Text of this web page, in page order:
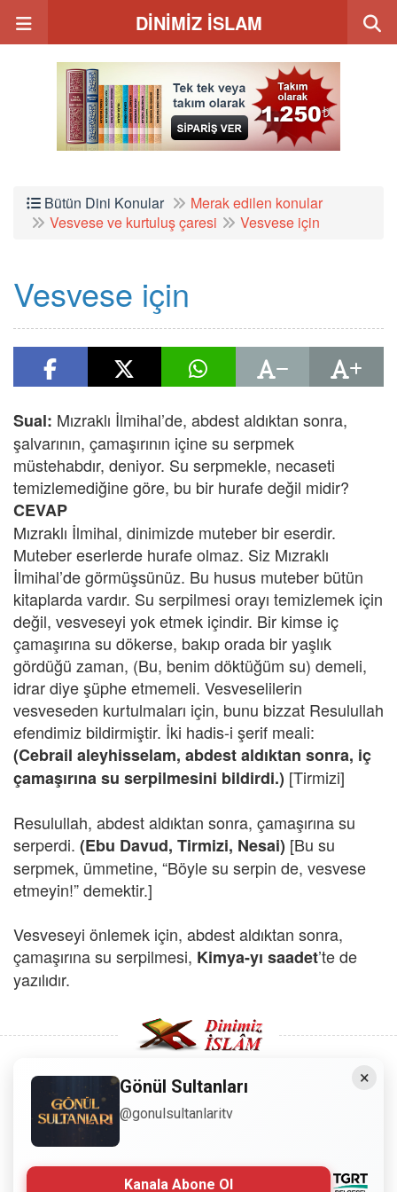
DİNİMİZ İSLAM
Bütün Dini Konular
Merak edilen konular
Vesvese ve kurtuluş çaresi
Vesvese için
Vesvese için
Sual: Mızraklı İlmihal’de, abdest aldıktan sonra,
şalvarının, çamaşırının içine su serpmek
müstehabdır, deniyor. Su serpmekle, necaseti
temizlemediğine göre, bu bir hurafe değil midir?
CEVAP
Mızraklı İlmihal, dinimizde muteber bir eserdir.
Muteber eserlerde hurafe olmaz. Siz Mızraklı
İlmihal’de görmüşsünüz. Bu husus muteber bütün
kitaplarda vardır. Su serpilmesi orayı temizlemek için
değil, vesveseyi yok etmek içindir. Bir kimse iç
çamaşırına su dökerse, bakıp orada bir yaşlık
gördüğü zaman, (Bu, benim döktüğüm su) demeli,
idrar diye şüphe etmemeli. Vesveselilerin
vesveseden kurtulmaları için, bunu bizzat Resulullah
efendimiz bildirmiştir. İki hadis-i şerif meali:
(Cebrail aleyhisselam, abdest aldıktan sonra, iç
çamaşırına su serpilmesini bildirdi.) [Tirmizi]
Resulullah, abdest aldıktan sonra, çamaşırına su
serperdi. (Ebu Davud, Tirmizi, Nesai) [Bu su
serpmek, ümmetine, “Böyle su serpin de, vesvese
etmeyin!” demektir.]
Vesveseyi önlemek için, abdest aldıktan sonra,
çamaşırına su serpilmesi, Kimya-yı saadet’te de
yazılıdır.
Copyright © 2008 - Dinimiz İslam. Her Hakkı Saklıdır.
Sitemizdeki bilgiler, bütün insanların istifadesi için
hazırlanmıştır. Orijinaline sadık kalmak şartıyla, izin
almaya gerek kalmadan, herkes istediği gibi alıp istifade
×
Gönül Sultanları
@gonulsultanlaritv
Kanala Abone Ol